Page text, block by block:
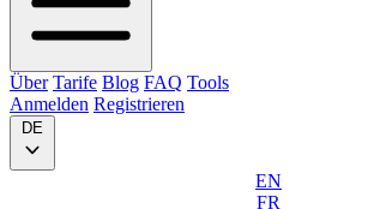
Über Tarife Blog FAQ Tools
Anmelden Registrieren
DE
EN
FR